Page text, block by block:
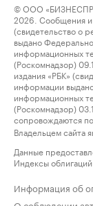
© ООО
2026. Сообщения и
(свидетельство о
выдано
информационных
(Роскомнадзор)
издания «РБК»
информации
информационных
(Роскомнадзор)
сопровождаются
Владельцем сайта
Данные
Индексы
Информация об